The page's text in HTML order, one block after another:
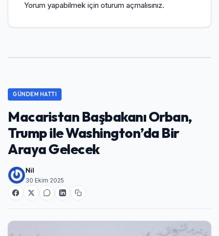
Yorum yapabilmek için oturum açmalısınız.
GÜNDEM HATTI
Macaristan Başbakanı Orban,
Trump ile Washington’da Bir
Araya Gelecek
Nil
30 Ekim 2025